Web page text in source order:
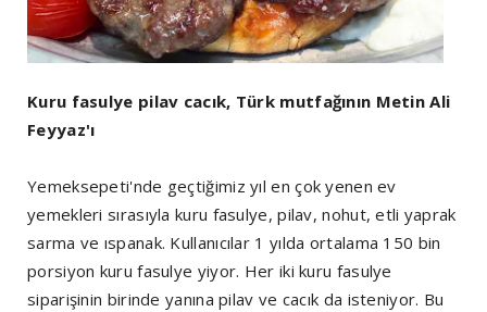
Kuru fasulye pilav cacık, Türk mutfağının Metin Ali
Feyyaz'ı
Yemeksepeti'nde geçtiğimiz yıl en çok yenen ev
yemekleri sırasıyla kuru fasulye, pilav, nohut, etli yaprak
sarma ve ıspanak. Kullanıcılar 1 yılda ortalama 150 bin
porsiyon kuru fasulye yiyor. Her iki kuru fasulye
siparişinin birinde yanına pilav ve cacık da isteniyor. Bu